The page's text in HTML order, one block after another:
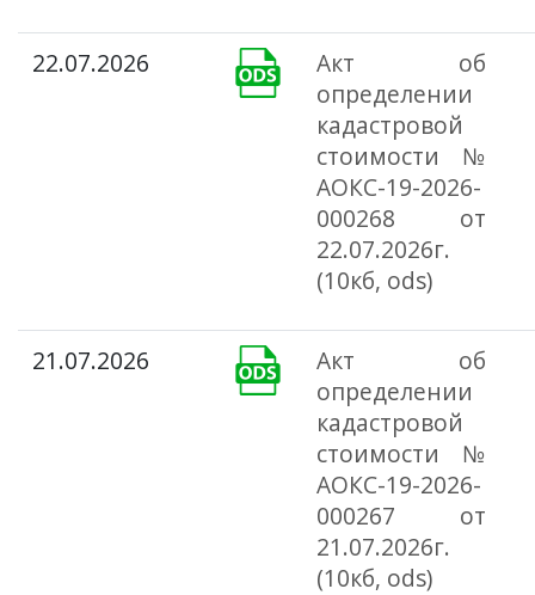
22.07.2026
Акт об
определении
кадастровой
стоимости №
АОКС-19-2026-
000268 от
22.07.2026г.
(10кб, ods)
21.07.2026
Акт об
определении
кадастровой
стоимости №
АОКС-19-2026-
000267 от
21.07.2026г.
(10кб, ods)